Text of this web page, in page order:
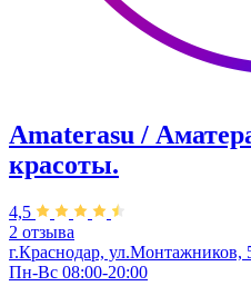
Amaterasu /
красоты.
4,5
2 отзыва
г.Краснодар, ул.Монтажников,
Пн-Вс 08:00-20:00